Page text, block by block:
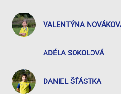
VALENTÝNA
ADÉLA SOKOLOVÁ
DANIEL ŠŤÁSTKA